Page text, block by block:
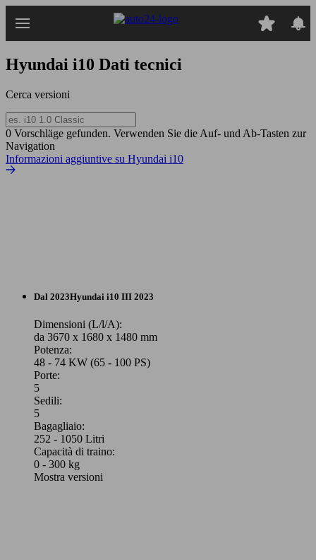
Hyundai i10 Dati tecnici
Cerca versioni
0 Vorschläge gefunden. Verwenden Sie die Auf- und Ab-Tasten zur
Navigation
Informazioni aggiuntive su Hyundai i10
Dal 2023Hyundai i10 III 2023
Dimensioni (L/l/A):
da 3670 x 1680 x 1480 mm
Potenza:
48 - 74 KW (65 - 100 PS)
Porte:
5
Sedili:
5
Bagagliaio:
252 - 1050 Litri
Capacità di traino:
0 - 300 kg
Mostra versioni